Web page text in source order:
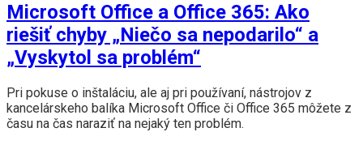
Microsoft Office a Office 365: Ako
riešiť chyby „Niečo sa nepodarilo“ a
„Vyskytol sa problém“
Pri pokuse o inštaláciu, ale aj pri používaní, nástrojov z
kancelárskeho balíka Microsoft Office či Office 365 môžete z
času na čas naraziť na nejaký ten problém.